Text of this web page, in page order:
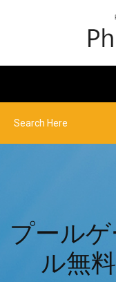
プール
ル無